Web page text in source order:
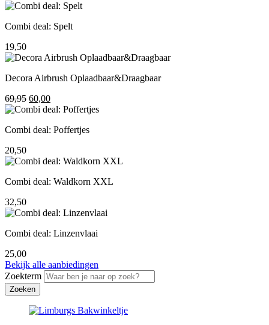
prijs
195,00.
prijs
155,00.
Combi deal: Spelt
19,50
Decora Airbrush Oplaadbaar&Draagbaar
69,95 Oorspronkelijke
prijs
69,95.
60,00Huidige
prijs
60,00.
Combi deal: Poffertjes
20,50
Combi deal: Waldkorn XXL
32,50
Combi deal: Linzenvlaai
25,00
Bekijk alle aanbiedingen
Zoekterm